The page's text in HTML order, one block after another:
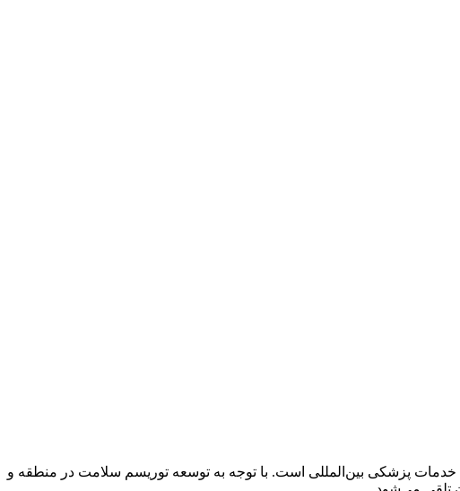
خدمات پزشکی بین‌المللی است. با توجه به توسعه توریسم سلامت در منطقه و